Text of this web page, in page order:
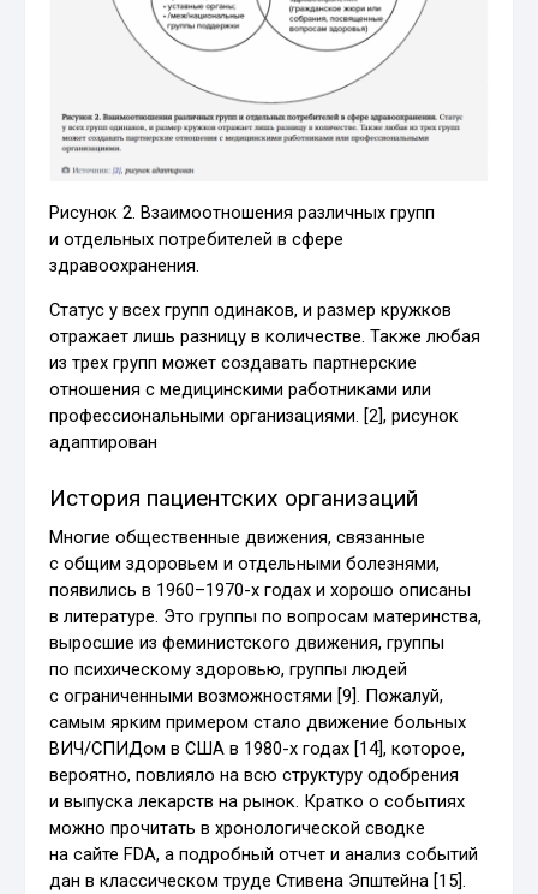
Рисунок 2. Взаимоотношения различных групп
и отдельных потребителей в сфере
здравоохранения.
Статус у всех групп одинаков, и размер кружков
отражает лишь разницу в количестве. Также любая
из трех групп может создавать партнерские
отношения с медицинскими работниками или
профессиональными организациями. [2], рисунок
адаптирован
История пациентских организаций
Многие общественные движения, связанные
с общим здоровьем и отдельными болезнями,
появились в 1960–1970-х годах и хорошо описаны
в литературе. Это группы по вопросам материнства,
выросшие из феминистского движения, группы
по психическому здоровью, группы людей
с ограниченными возможностями [9]. Пожалуй,
самым ярким примером стало движение больных
ВИЧ/СПИДом в США в 1980-х годах [14], которое,
вероятно, повлияло на всю структуру одобрения
и выпуска лекарств на рынок. Кратко о событиях
можно прочитать в хронологической сводке
на сайте FDA, а подробный отчет и анализ событий
дан в классическом труде Стивена Эпштейна [15].